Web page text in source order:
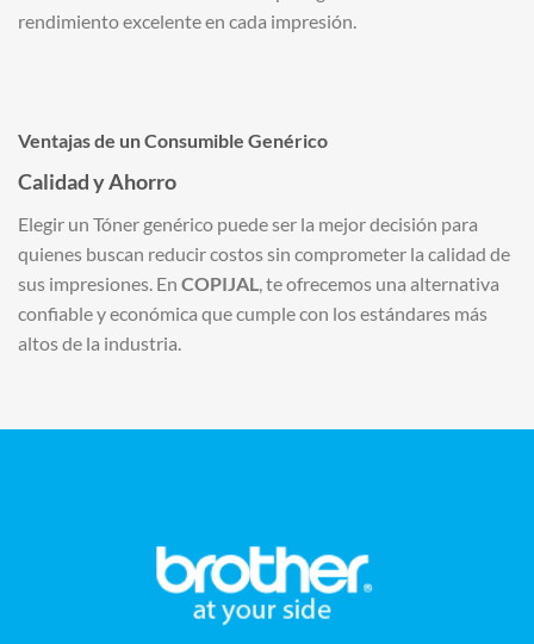
rendimiento excelente en cada impresión.
Ventajas de un Consumible Genérico
Calidad y Ahorro
Elegir un Tóner genérico puede ser la mejor decisión para
quienes buscan reducir costos sin comprometer la calidad de
sus impresiones. En COPIJAL, te ofrecemos una alternativa
confiable y económica que cumple con los estándares más
altos de la industria.